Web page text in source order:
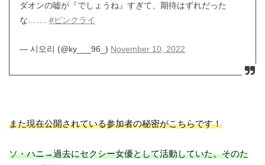
ダオンの嘘が『でしょうね』すぎて、期待はずれだった
な……. #ピンクライ
— 시오리 (@ky___96_) November 10, 2022
また現在公開されている参加者の秘密がこちらです！
ソ・ハニ→過去にセクシー女優として活動していた。そのた